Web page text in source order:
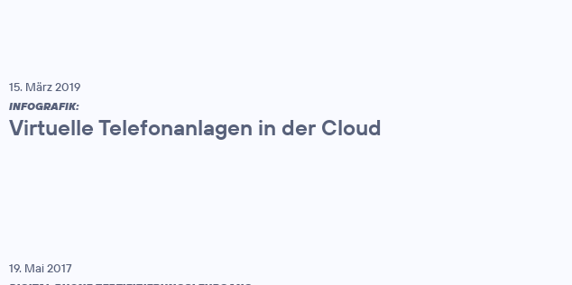
15. März 2019
INFOGRAFIK:
Virtuelle Telefonanlagen in der Cloud
19. Mai 2017